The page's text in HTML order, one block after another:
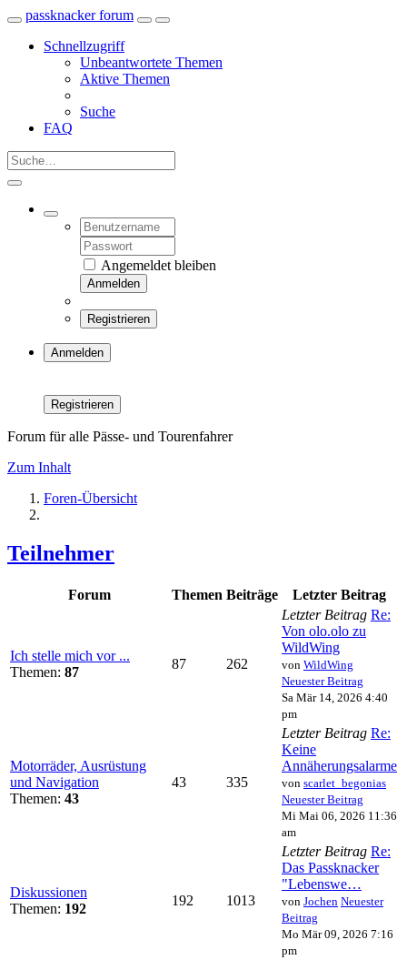
passknacker forum
Schnellzugriff
Unbeantwortete Themen
Aktive Themen
Suche
FAQ
Angemeldet bleiben
Anmelden
Registrieren
Anmelden
Registrieren
Forum für alle Pässe- und Tourenfahrer
Zum Inhalt
Foren-Übersicht
Teilnehmer
Forum Themen Beiträge Letzter Beitrag
Ich stelle mich vor ...
Themen: 87
87 262
Letzter Beitrag Re:
Von olo.olo zu
WildWing
von WildWing
Neuester Beitrag
Sa Mär 14, 2026 4:40
pm
Motorräder, Ausrüstung
und Navigation
Themen: 43
43 335
Letzter Beitrag Re:
Keine
Annäherungsalarme
von scarlet_begonias
Neuester Beitrag
Mi Mai 06, 2026 11:36
am
Diskussionen
Themen: 192
192 1013
Letzter Beitrag Re:
Das Passknacker
"Lebenswe…
von Jochen Neuester
Beitrag
Mo Mär 09, 2026 7:16
pm